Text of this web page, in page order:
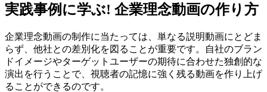
実践事例に学ぶ! 企業理念動画の作り方
企業理念動画の制作に当たっては、単なる説明動画にとどま
らず、他社との差別化を図ることが重要です。自社のブラン
ドイメージやターゲットユーザーの期待に合わせた独創的な
演出を行うことで、視聴者の記憶に強く残る動画を作り上げ
ることができるのです。